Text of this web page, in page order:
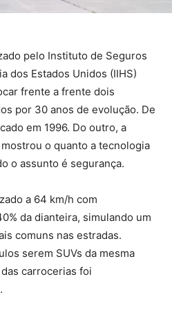
pelo Instituto de Seguros
dos Estados Unidos (IIHS)
frente a frente dois
por 30 anos de evolução. De
em 1996. Do outro, a
o quanto a tecnologia
o assunto é segurança.
a 64 km/h com
da dianteira, simulando um
comuns nas estradas.
serem SUVs da mesma
carrocerias foi